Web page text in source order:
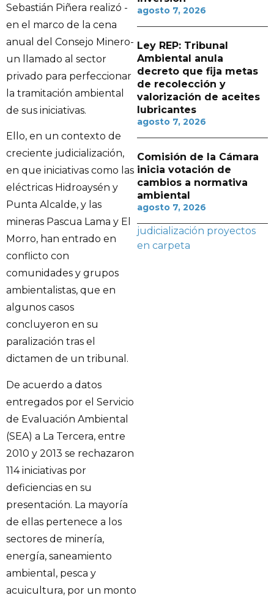
Sebastián Piñera realizó -
en el marco de la cena
anual del Consejo Minero-
un llamado al sector
privado para perfeccionar
la tramitación ambiental
de sus iniciativas.
Ello, en un contexto de
creciente judicialización,
en que iniciativas como las
eléctricas Hidroaysén y
Punta Alcalde, y las
mineras Pascua Lama y El
Morro, han entrado en
conflicto con
comunidades y grupos
ambientalistas, que en
algunos casos
concluyeron en su
paralización tras el
dictamen de un tribunal.
De acuerdo a datos
entregados por el Servicio
de Evaluación Ambiental
(SEA) a La Tercera, entre
2010 y 2013 se rechazaron
114 iniciativas por
deficiencias en su
presentación. La mayoría
de ellas pertenece a los
sectores de minería,
energía, saneamiento
ambiental, pesca y
acuicultura, por un monto
agosto 7, 2026
Ley REP: Tribunal
Ambiental anula
decreto que fija metas
de recolección y
valorización de aceites
lubricantes
agosto 7, 2026
Comisión de la Cámara
inicia votación de
cambios a normativa
ambiental
agosto 7, 2026
judicialización proyectos
en carpeta